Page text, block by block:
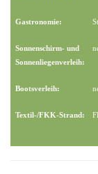
Gastronomie:
Sonnenschirm- und
Sonnenliegenverleih:
Bootsverleih:
Textil-/FKK-Strand: